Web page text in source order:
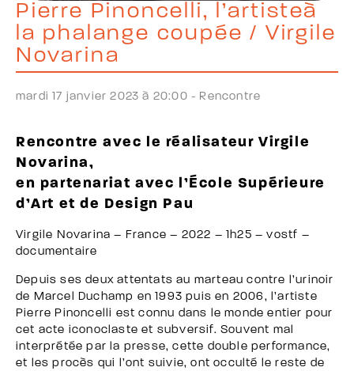
Pierre Pinoncelli, l’artisteà
la phalange coupée / Virgile
Novarina
mardi 17 janvier 2023 à 20:00 - Rencontre
Rencontre avec le réalisateur Virgile
Novarina,
en partenariat avec l’École Supérieure
d’Art et de Design Pau
Virgile Novarina – France – 2022 – 1h25 – vostf –
documentaire
Depuis ses deux attentats au marteau contre l’urinoir
de Marcel Duchamp en 1993 puis en 2006, l’artiste
Pierre Pinoncelli est connu dans le monde entier pour
cet acte iconoclaste et subversif. Souvent mal
interprétée par la presse, cette double performance,
et les procès qui l’ont suivie, ont occulté le reste de